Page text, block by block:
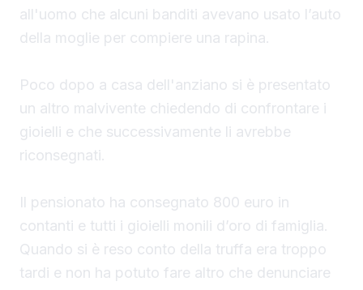
all'uomo che alcuni banditi avevano usato l’auto
della moglie per compiere una rapina.
Poco dopo a casa dell'anziano si è presentato
un altro malvivente chiedendo di confrontare i
gioielli e che successivamente li avrebbe
riconsegnati.
Il pensionato ha consegnato 800 euro in
contanti e tutti i gioielli monili d’oro di famiglia.
Quando si è reso conto della truffa era troppo
tardi e non ha potuto fare altro che denunciare